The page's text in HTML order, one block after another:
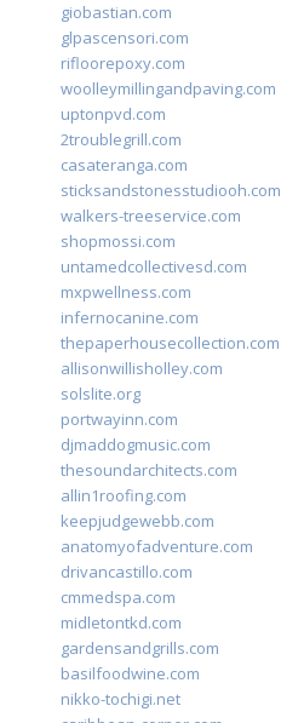
giobastian.com
glpascensori.com
rifloorepoxy.com
woolleymillingandpaving.com
uptonpvd.com
2troublegrill.com
casateranga.com
sticksandstonesstudiooh.com
walkers-treeservice.com
shopmossi.com
untamedcollectivesd.com
mxpwellness.com
infernocanine.com
thepaperhousecollection.com
allisonwillisholley.com
solslite.org
portwayinn.com
djmaddogmusic.com
thesoundarchitects.com
allin1roofing.com
keepjudgewebb.com
anatomyofadventure.com
drivancastillo.com
cmmedspa.com
midletontkd.com
gardensandgrills.com
basilfoodwine.com
nikko-tochigi.net